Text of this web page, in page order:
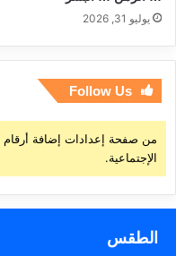
يوليو 31, 2026
Follow Us
من صفحة إعدادات إضافة أرقام
الإجتماعية.
الطقس